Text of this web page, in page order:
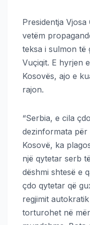
Presidentja
vetëm
teksa i sulmon të
Vuçiqit. E hyrjen
Kosovës, ajo e
rajon.
“Serbia, e cila
dezinformata për
Kosovë, ka
një qytetar serb
dëshmi shtesë e
çdo qytetar që
regjimit
torturohet në